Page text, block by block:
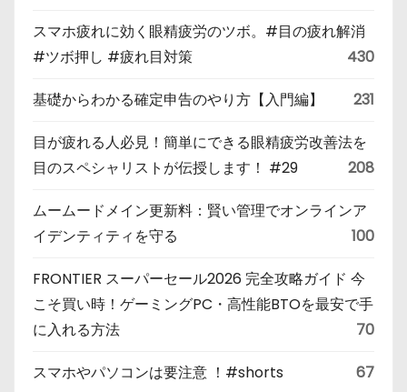
スマホ疲れに効く眼精疲労のツボ。#目の疲れ解消
#ツボ押し #疲れ目対策
430
基礎からわかる確定申告のやり方【入門編】 231
目が疲れる人必見！簡単にできる眼精疲労改善法を
目のスペシャリストが伝授します！ #29
208
ムームードメイン更新料：賢い管理でオンラインア
イデンティティを守る
100
FRONTIER スーパーセール2026 完全攻略ガイド 今
こそ買い時！ゲーミングPC・高性能BTOを最安で手
に入れる方法
70
スマホやパソコンは要注意 ！#shorts 67